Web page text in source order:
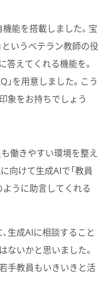
能を搭載しました。宝
というベテラン教師の役
答えてくれる機能を。
」を用意しました。こう
象をお持ちでしょう
働きやすい環境を整え
向けて生成AIで「教員
うに助言してくれる
生成AIに相談すること
ないかと思いました。
手教員もいきいきと活